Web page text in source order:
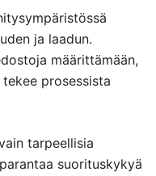
ja laadun.
määrittämään,
prosessista
tarpeellisia
suorituskykyä